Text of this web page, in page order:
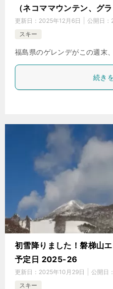
（ネコママウンテン、グラ
更新日： 2025年12月6日 公開日：
スキー
福島県のゲレンデがこの週末
続き
初雪降りました！磐梯山
予定日 2025-26
更新日： 2025年10月29日 公開日：
スキー